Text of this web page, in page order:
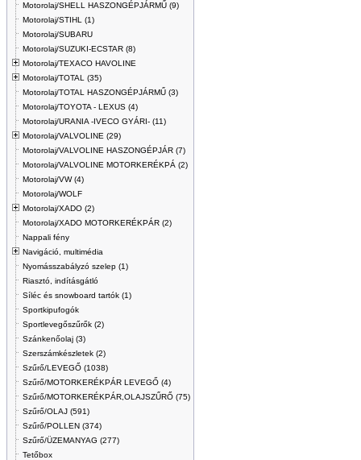
Motorolaj/SHELL HASZONGÉPJÁRMŰ (9)
Motorolaj/STIHL (1)
Motorolaj/SUBARU
Motorolaj/SUZUKI-ECSTAR (8)
Motorolaj/TEXACO HAVOLINE
Motorolaj/TOTAL (35)
Motorolaj/TOTAL HASZONGÉPJÁRMŰ (3)
Motorolaj/TOYOTA - LEXUS (4)
Motorolaj/URANIA -IVECO GYÁRI- (11)
Motorolaj/VALVOLINE (29)
Motorolaj/VALVOLINE HASZONGÉPJÁR (7)
Motorolaj/VALVOLINE MOTORKERÉKPÁ (2)
Motorolaj/VW (4)
Motorolaj/WOLF
Motorolaj/XADO (2)
Motorolaj/XADO MOTORKERÉKPÁR (2)
Nappali fény
Navigáció, multimédia
Nyomásszabályzó szelep (1)
Riasztó, indításgátló
Síléc és snowboard tartók (1)
Sportkipufogók
Sportlevegőszűrők (2)
Szánkenőolaj (3)
Szerszámkészletek (2)
Szűrő/LEVEGŐ (1038)
Szűrő/MOTORKERÉKPÁR LEVEGŐ (4)
Szűrő/MOTORKERÉKPÁR,OLAJSZŰRŐ (75)
Szűrő/OLAJ (591)
Szűrő/POLLEN (374)
Szűrő/ÜZEMANYAG (277)
Tetőbox